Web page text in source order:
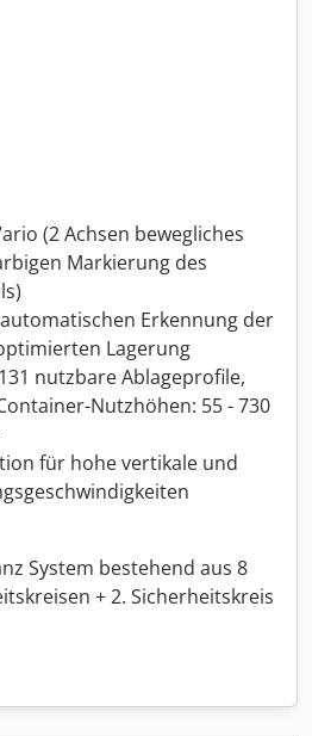
(2 Achsen bewegliches
Markierung des
Erkennung der
Lagerung
nutzbare Ablageprofile,
Nutzhöhen: 55 - 730
für hohe vertikale und
System bestehend aus 8
+ 2. Sicherheitskreis